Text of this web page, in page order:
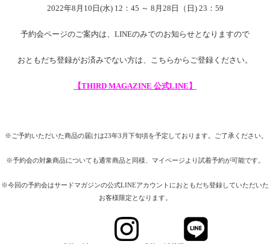
2022年8月10日(水) 12：45 ～ 8月28日（日) 23：59
予約会ページのご案内は、LINEのみでのお知らせとなりますので
おともだち登録がお済みでない方は、こちらからご登録ください。
【THIRD MAGAZINE 公式LINE 】
※ご予約いただいた商品の届けは23年3月下旬頃を予定しております。ご了承ください。
※予約会の対象商品についても通常商品と同様、マイページより試着予約が可能です。
※今回の予約会はサードマガジンの公式LINEアカウントにおともだち登録していただいた
お客様限定となります。